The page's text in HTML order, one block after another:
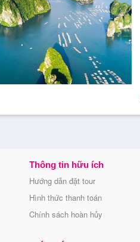
Thông tin hữu ích
Hướng dẫn đặt tour
Hình thức thanh toán
Chính sách hoàn hủy